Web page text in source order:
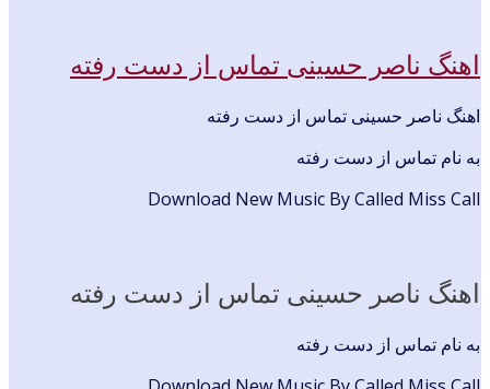
اهنگ ناصر حسینی تماس از دست رفته
اهنگ ناصر حسینی تماس از دست رفته
به نام تماس از دست رفته
Download New Music By Called Miss Call
اهنگ ناصر حسینی تماس از دست رفته
به نام تماس از دست رفته